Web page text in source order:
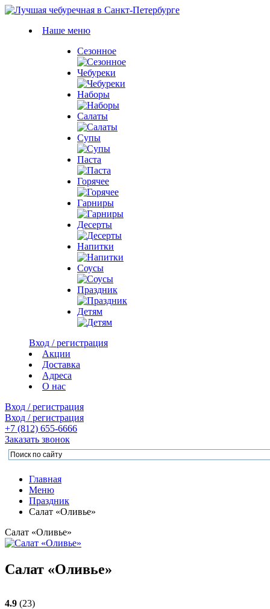
Наше меню
Сезонное
Чебуреки
Наборы
Салаты
Супы
Паста
Горячее
Гарниры
Десерты
Напитки
Соусы
Праздник
Детям
Вход / регистрация
Акции
Доставка
Адреса
О нас
Вход / регистрация
Вход / регистрация
+7 (812) 655-6666
Заказать звонок
Главная
Меню
Праздник
Салат «Оливье»
Салат «Оливье»
Салат «Оливье»
4.9 (23)